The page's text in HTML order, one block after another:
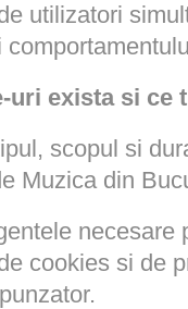
utilizatori
uri exista si ce
scopul si
Muzica din
necesare
cookies si de